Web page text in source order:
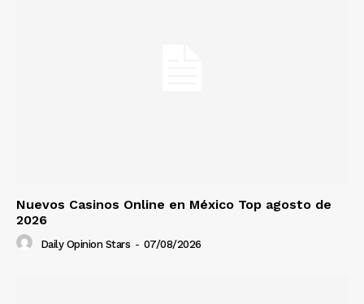
Nuevos Casinos Online en México Top agosto de
2026
Daily Opinion Stars - 07/08/2026